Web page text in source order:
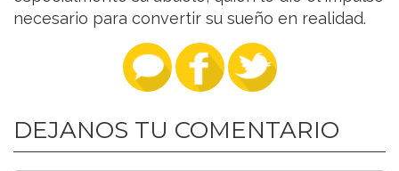
necesario para convertir su sueño en realidad.
DEJANOS TU COMENTARIO